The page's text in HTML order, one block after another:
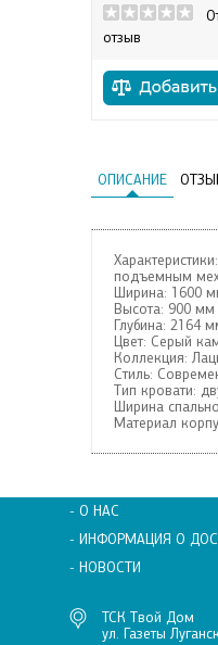
отзыв
ОПИСАНИЕ
подъемным
Ширина: 1600
Высота: 900 мм
Глубина: 2164
Цвет: Серый
Коллекция:
Стиль:
Тип кровати:
Ширина
Материал
- О НАС
- ИНФОРМАЦИЯ О
- НОВОСТИ
ТСК Твой Дом
ул. Газеты